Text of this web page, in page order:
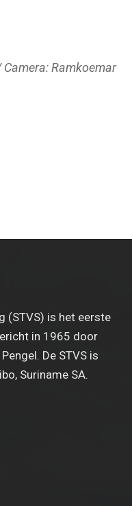
Ramkoemar
(STVS) is het eerste
in 1965 door
De STVS is
Suriname SA.